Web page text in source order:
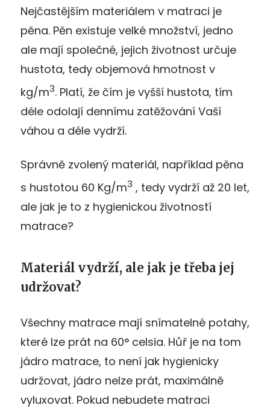
Nejčastějším materiálem v matraci je
pěna. Pěn existuje velké množství, jedno
ale mají společné, jejich životnost určuje
hustota, tedy objemová hmotnost v
kg/m3. Platí, že čím je vyšší hustota, tím
déle odolají dennímu zatěžování Vaší
váhou a déle vydrží.
Správně zvolený materiál, například pěna
s hustotou 60 Kg/m3 , tedy vydrží až 20 let,
ale jak je to z hygienickou životností
matrace?
Materiál vydrží, ale jak je třeba jej
udržovat?
Všechny matrace mají snímatelné potahy,
které lze prát na 60° celsia. Hůř je na tom
jádro matrace, to není jak hygienicky
udržovat, jádro nelze prát, maximálně
vyluxovat. Pokud nebudete matraci